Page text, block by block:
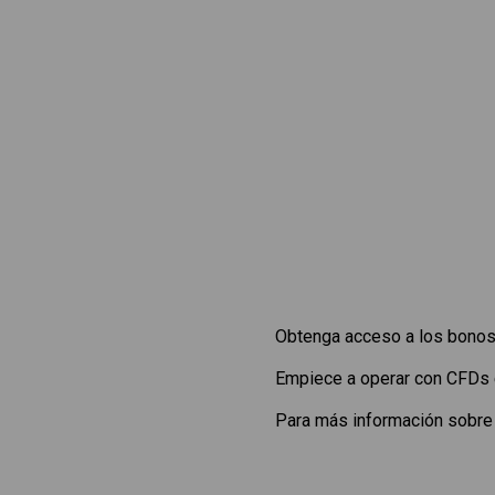
Obtenga acceso a los
Empiece a operar con CFDs
Para más información